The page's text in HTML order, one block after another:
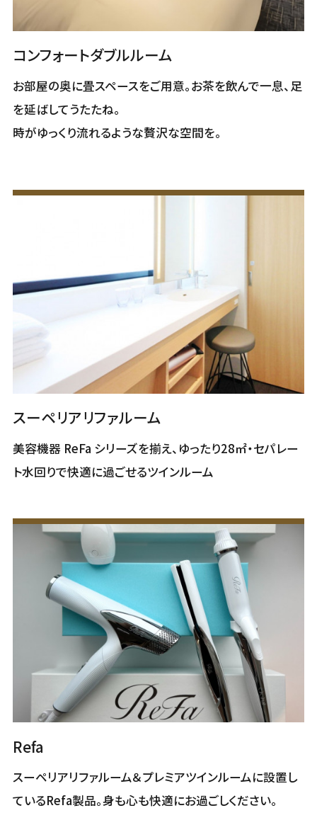
コンフォートダブルルーム
お部屋の奥に畳スペースをご用意。お茶を飲んで一息、足
を延ばしてうたたね。
時がゆっくり流れるような贅沢な空間を。
スーペリアリファルーム
美容機器 ReFa シリーズを揃え、ゆったり28㎡・セパレー
ト水回りで快適に過ごせるツインルーム
Refa
スーペリアリファルーム＆プレミアツインルームに設置し
ているRefa製品。身も心も快適にお過ごしください。